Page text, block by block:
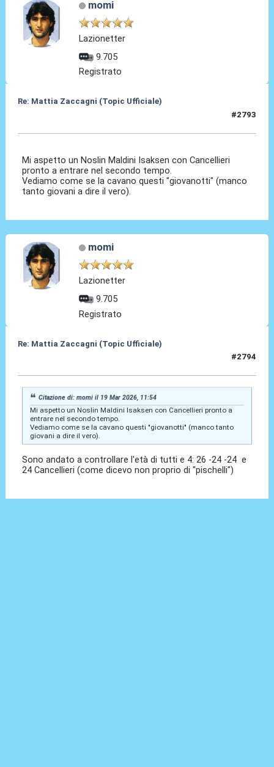
momi
Lazionetter
9.705
Registrato
Re: Mattia Zaccagni (Topic Ufficiale)
#2793
Mi aspetto un Noslin Maldini Isaksen con Cancellieri
pronto a entrare nel secondo tempo.
Vediamo come se la cavano questi "giovanotti" (manco
tanto giovani a dire il vero).
momi
Lazionetter
9.705
Registrato
Re: Mattia Zaccagni (Topic Ufficiale)
#2794
Citazione di: momi il 19 Mar 2026, 11:54
Mi aspetto un Noslin Maldini Isaksen con Cancellieri pronto a
entrare nel secondo tempo.
Vediamo come se la cavano questi "giovanotti" (manco tanto
giovani a dire il vero).
Sono andato a controllare l'età di tutti e 4: 26 -24 -24 e
24 Cancellieri (come dicevo non proprio di "pischelli")